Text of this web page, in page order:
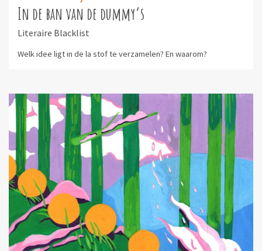
In de ban van de dummy’s
Literaire Blacklist
Welk idee ligt in de la stof te verzamelen? En waarom?